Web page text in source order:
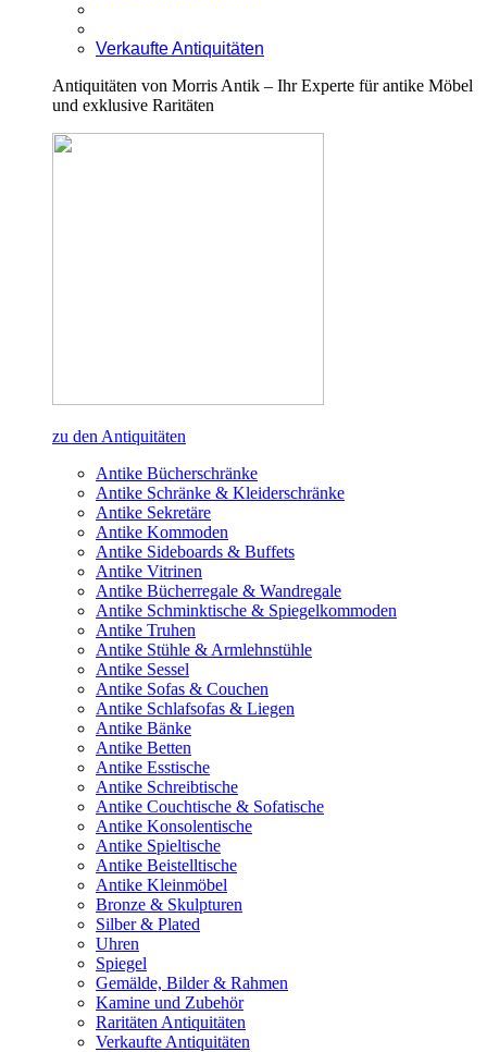
Verkaufte Antiquitäten
Antiquitäten von Morris Antik – Ihr Experte für antike Möbel
und exklusive Raritäten
zu den Antiquitäten
Antike Bücherschränke
Antike Schränke & Kleiderschränke
Antike Sekretäre
Antike Kommoden
Antike Sideboards & Buffets
Antike Vitrinen
Antike Bücherregale & Wandregale
Antike Schminktische & Spiegelkommoden
Antike Truhen
Antike Stühle & Armlehnstühle
Antike Sessel
Antike Sofas & Couchen
Antike Schlafsofas & Liegen
Antike Bänke
Antike Betten
Antike Esstische
Antike Schreibtische
Antike Couchtische & Sofatische
Antike Konsolentische
Antike Spieltische
Antike Beistelltische
Antike Kleinmöbel
Bronze & Skulpturen
Silber & Plated
Uhren
Spiegel
Gemälde, Bilder & Rahmen
Kamine und Zubehör
Raritäten Antiquitäten
Verkaufte Antiquitäten